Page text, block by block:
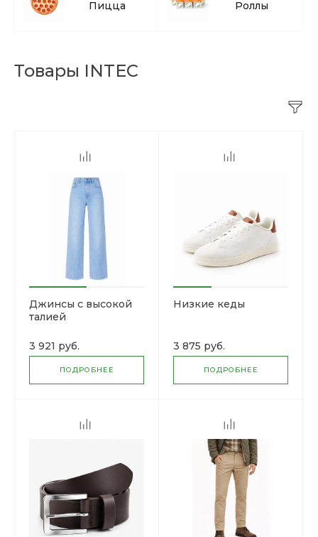
Пицца Роллы
Товары INTEC
Джинсы с высокой
талией
3 921 руб.
ПОДРОБНЕЕ
Низкие кеды
3 875 руб.
ПОДРОБНЕЕ